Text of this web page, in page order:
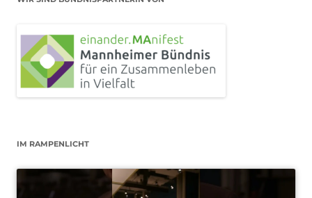
IM RAMPENLICHT